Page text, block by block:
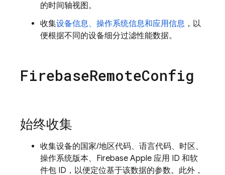
的时间轴视图。
收集设备信息、操作系统信息和应用信息 ，以
便根据不同的设备细分过滤性能数据。
FirebaseRemoteConfig
始终收集
收集设备的国家/地区代码、语言代码、时区、
操作系统版本、Firebase Apple 应用 ID 和软
件包 ID，以便定位基于该数据的参数。此外，